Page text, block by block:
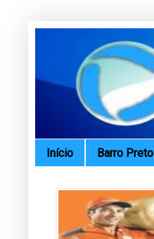
Início Barro Preto